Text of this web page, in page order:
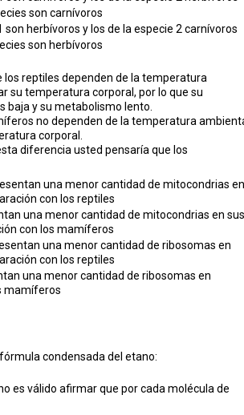
son carnívoros
son herbívoros y los de la especie 2 carnívoros
son herbívoros
los reptiles dependen de la temperatura
su temperatura corporal, por lo que su
baja y su metabolismo lento.
no dependen de la temperatura
corporal.
diferencia usted pensaría que los
una menor cantidad de mitocondrias en
con los reptiles
una menor cantidad de mitocondrias en sus
con los mamíferos
una menor cantidad de ribosomas en
con los reptiles
una menor cantidad de ribosomas en
mamíferos
condensada del etano:
es válido afirmar que por cada molécula de